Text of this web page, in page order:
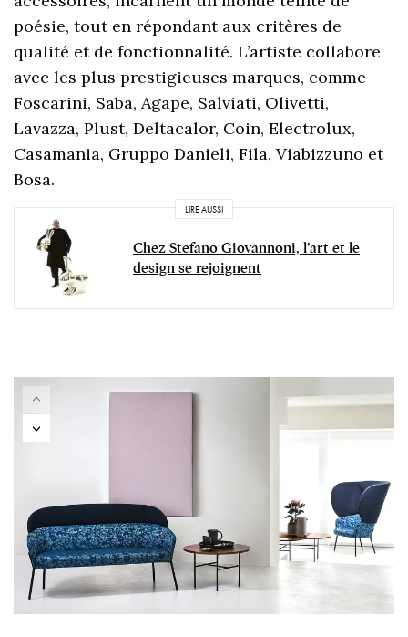
poésie, tout en répondant aux critères de
qualité et de fonctionnalité. L’artiste collabore
avec les plus prestigieuses marques, comme
Foscarini, Saba, Agape, Salviati, Olivetti,
Lavazza, Plust, Deltacalor, Coin, Electrolux,
Casamania, Gruppo Danieli, Fila, Viabizzuno et
Bosa.
LIRE AUSSI
Chez Stefano Giovannoni, l’art et le
design se rejoignent